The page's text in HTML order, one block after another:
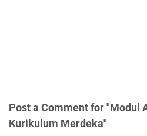
Post a Comment for "Modul
Kurikulum Merdeka"